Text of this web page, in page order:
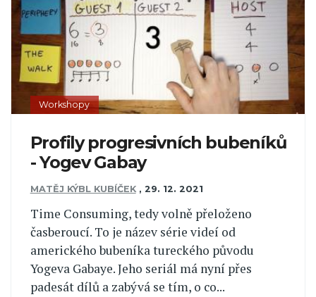
Workshopy
Profily progresivních bubeníků
- Yogev Gabay
MATĚJ KÝBL KUBÍČEK , 29. 12. 2021
Time Consuming, tedy volně přeloženo
časberoucí. To je název série videí od
amerického bubeníka tureckého původu
Yogeva Gabaye. Jeho seriál má nyní přes
padesát dílů a zabývá se tím, o co...